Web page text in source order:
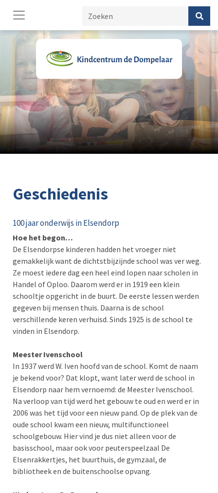
Geschiedenis
100 jaar onderwijs in Elsendorp
Hoe het begon…
De Elsendorpse kinderen hadden het vroeger niet
gemakkelijk want de dichtstbijzijnde school was ver weg.
Ze moest iedere dag een heel eind lopen naar scholen in
Handel of Oploo. Daarom werd er in 1919 een klein
schooltje opgericht in de buurt. De eerste lessen werden
gegeven bij mensen thuis. Daarna is de school
verschillende keren verhuisd. Sinds 1925 is de school te
vinden in Elsendorp.
Meester Ivenschool
In 1937 werd W. Iven hoofd van de school. Komt de naam
je bekend voor? Dat klopt, want later werd de school in
Elsendorp naar hem vernoemd: de Meester Ivenschool.
Na verloop van tijd werd het gebouw te oud en werd er in
2006 was het tijd voor een nieuw pand. Op de plek van de
oude school kwam een nieuw, multifunctioneel
schoolgebouw. Hier vind je dus niet alleen voor de
basisschool, maar ook voor peuterspeelzaal De
Elsenrakkertjes, het buurthuis, de gymzaal, de
bibliotheek en de buitenschoolse opvang.